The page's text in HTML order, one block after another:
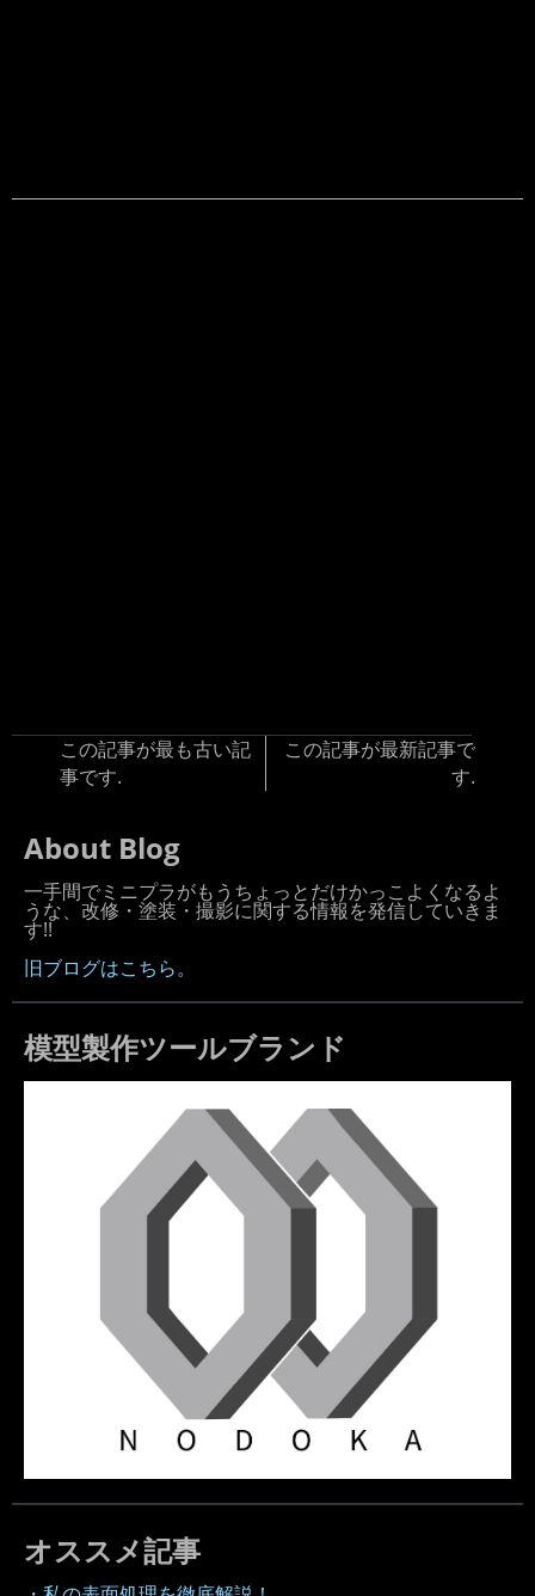
この記事が最も古い記
事です.
この記事が最新記事で
す.
About Blog
一手間でミニプラがもうちょっとだけかっこよくなるよ
うな、改修・塗装・撮影に関する情報を発信していきま
す!!
旧ブログはこちら。
模型製作ツールブランド
オススメ記事